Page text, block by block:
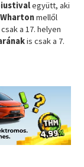
együtt, aki
Whartonmellől
a 17. helyen
is csak a 7.